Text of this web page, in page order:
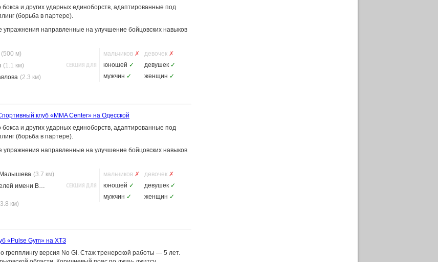
и других ударных единоборств, адаптированные под
(борьба в партере).
упражнения направленные на улучшение бойцовских навыков
(500 м)
(1.1 км)
(2.3 км)
СЕКЦИЯ ДЛЯ
мальчиков ✗ девочек ✗
юношей ✓ девушек ✓
мужчин ✓ женщин ✓
клуб «MMA Center» на Одесской
и других ударных единоборств, адаптированные под
(борьба в партере).
упражнения направленные на улучшение бойцовских навыков
(3.7 км)
Метростроителей имени Ващенко
км)
СЕКЦИЯ ДЛЯ
мальчиков ✗ девочек ✗
юношей ✓ девушек ✓
мужчин ✓ женщин ✓
«Pulse Gym» на ХТЗ
версия No Gi. Стаж тренерской работы — 5 лет.